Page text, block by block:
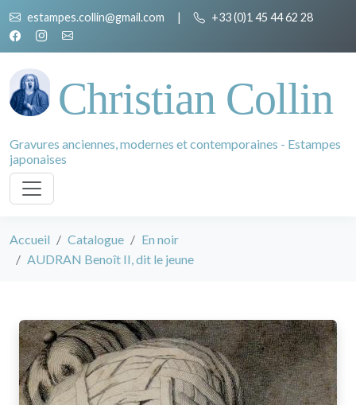
estampes.collin@gmail.com | +33 (0)1 45 44 62 28
Christian Collin
Gravures anciennes, modernes et contemporaines - Estampes
japonaises
Accueil Catalogue
En noir
AUDRAN Benoît II, dit le jeune